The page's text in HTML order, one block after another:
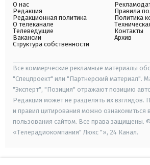
О нас
Редакция
Редакционная политика
О телеканале
Телеведущие
Вакансии
Структура собственности
Правила
Политика
Контакты
Архив
Все коммерческие рекламные материалы
"Спецпроект" или "Партнерский материал".
"Эксперт", "Позиция" отражают позицию
Редакция может не разделять их взглядов.
и правил цитирования можно ознакомиться
пользования сайтом. Все права защищены.
«Телерадиокомпания" Люкс "», 24 Канал.